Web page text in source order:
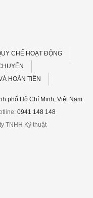
CHẾ HOẠT ĐỘNG
HOÀN TIỀN
phố Hồ Chí Minh, Việt Nam
0941 148 148
TNHH Kỹ thuật